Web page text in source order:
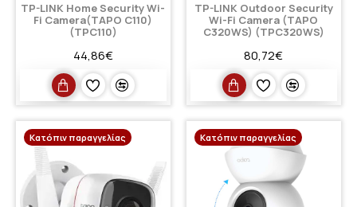
TP-LINK Home Security Wi-
Fi Camera(TAPO C110)
(TPC110)
44,86€
TP-LINK Outdoor Security
Wi-Fi Camera (TAPO
C320WS) (TPC320WS)
80,72€
Κατόπιν παραγγελίας Κατόπιν παραγγελίας